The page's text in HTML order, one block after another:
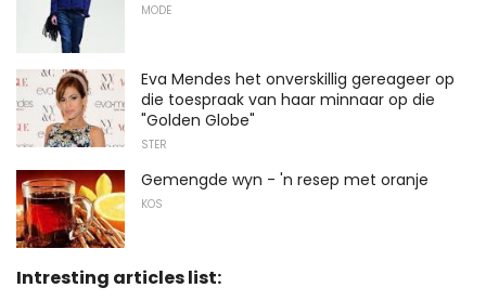
MODE
Eva Mendes het onverskillig gereageer op
die toespraak van haar minnaar op die
"Golden Globe"
STER
Gemengde wyn - 'n resep met oranje
KOS
Intresting articles list: